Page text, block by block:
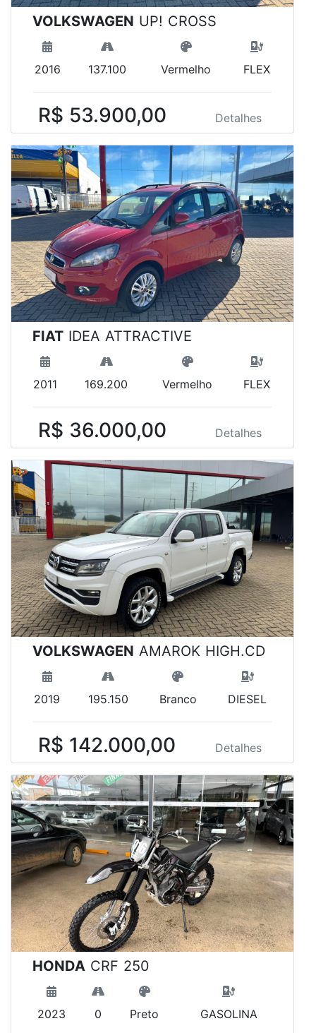
VOLKSWAGEN UP! CROSS
2016 137.100 Vermelho FLEX
R$ 53.900,00 Detalhes
FIAT IDEA ATTRACTIVE
2011 169.200 Vermelho FLEX
R$ 36.000,00 Detalhes
VOLKSWAGEN AMAROK HIGH.CD
2019 195.150 Branco DIESEL
R$ 142.000,00 Detalhes
HONDA CRF 250
2023 0 Preto GASOLINA